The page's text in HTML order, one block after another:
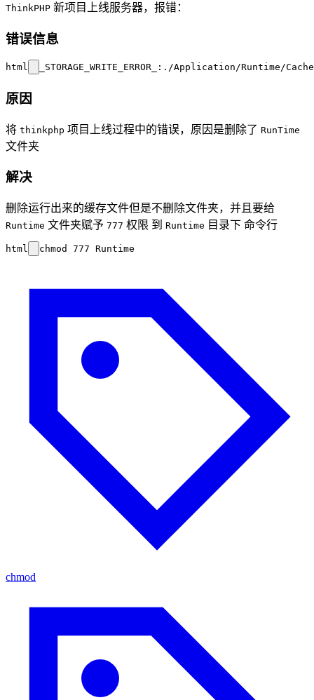
ThinkPHP 新项目上线服务器，报错：
错误信息
html
原因
将 thinkphp 项目上线过程中的错误，原因是删除了 RunTime
文件夹
解决
删除运行出来的缓存文件但是不删除文件夹，并且要给
Runtime 文件夹赋予 777 权限 到 Runtime 目录下 命令行
html
chmod